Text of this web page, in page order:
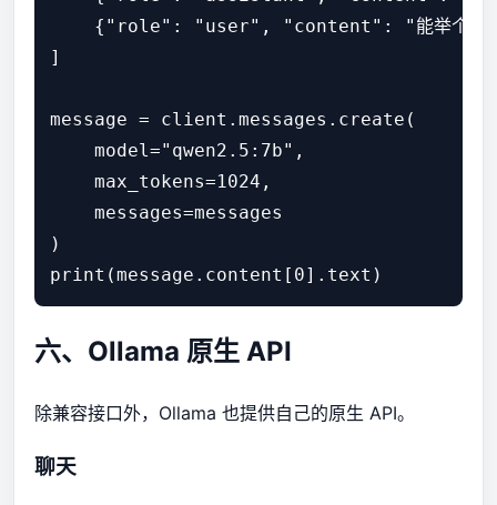
{"role": "user", "content": "能举个例
]
message = client.messages.create(
    model="qwen2.5:7b",
    max_tokens=1024,
    messages=messages
)
print(message.content[0].text)
六、Ollama 原生 API
除兼容接口外，Ollama 也提供自己的原生 API。
聊天